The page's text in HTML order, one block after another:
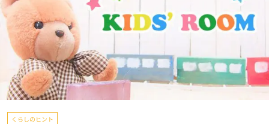
くらしのヒント